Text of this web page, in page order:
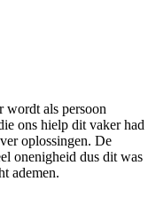
wordt als persoon
ons hielp dit vaker had
oplossingen. De
onenigheid dus dit was
ademen.